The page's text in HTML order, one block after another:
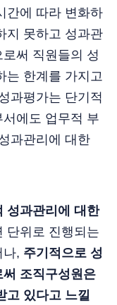
간에 따라 변화하
지 못하고 성과관
써 직원들의 성
는 한계를 가지고
과평가는 단기적
에도 업무적 부
과관리에 대한
성과관리에 대한
단위로 진행되는
나, 주기적으로 성
조직구성원은
고 있다고 느낄